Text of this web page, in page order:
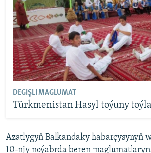
DEGIŞLI MAGLUMAT
Türkmenistan Hasyl toýuny
Azatlygyň Balkandaky habarçysynyň
10-njy noýabrda beren